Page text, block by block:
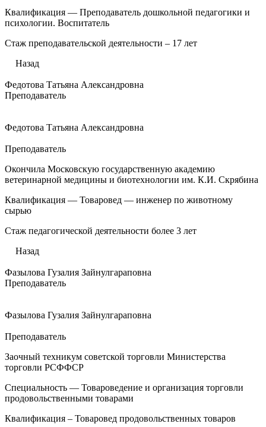
Квалификация — Преподаватель дошкольной педагогики и
психологии. Воспитатель
Стаж преподавательской деятельности – 17 лет
Назад
Федотова Татьяна Александровна
Преподаватель
Федотова Татьяна Александровна
Преподаватель
Окончила Московскую государственную академию
ветеринарной медицины и биотехнологии им. К.И. Скрябина
Квалификация — Товаровед — инженер по животному
сырью
Стаж педагогической деятельности более 3 лет
Назад
Фазылова Гузалия Зайнулгараповна
Преподаватель
Фазылова Гузалия Зайнулгараповна
Преподаватель
Заочный техникум советской торговли Министерства
торговли РСФФСР
Специальность — Товароведение и организация торговли
продовольственными товарами
Квалификация – Товаровед продовольственных товаров